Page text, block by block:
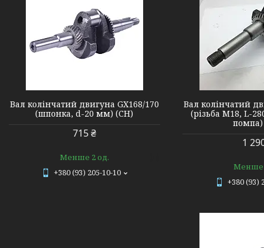
Вал колінчатий двигуна GX168/170
(шпонка, d-20 мм) (СН)
715 ₴
Менше 2 од.
+380 (93) 205-10-10
Вал колінчатий
(різьба М18, L-
1
Менше
+380 (93)